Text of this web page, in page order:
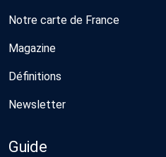
Notre carte de France
Magazine
Définitions
Newsletter
Guide